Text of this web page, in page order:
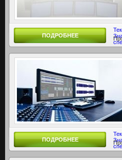
ПОДРОБНЕЕ
ПОДРОБНЕЕ